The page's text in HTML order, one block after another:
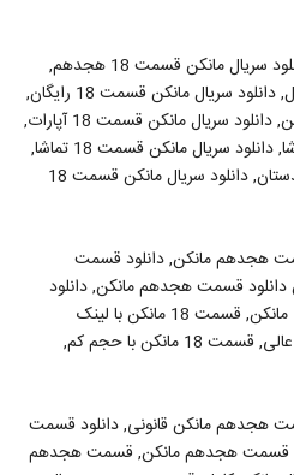
دانلود سریال مانکن قسمت 18, دانلود سریال مانکن قسمت 18 هجدهم,
دانلود سریال مانکن قسمت 18 کامل, دانلود سریال مانکن قسمت 18 رایگان,
دانلود سریال مانکن قسمت 18آنلاین, دانلود سریال مانکن قسمت 18 آپارات,
دانلود سریال مانکن قسمت 18 نماشا, دانلود سریال مانکن قسمت 18 تماشا,
دانلود سریال مانکن قسمت 18 دیدستان, دانلود سریال مانکن قسمت 18
هجدهم مانکن, دانلود قسمت
دانلود قسمت هجدهم مانکن, دانلود
قسمت هجدهم مانکن, قسمت 18 مانکن, قسمت 18 مانکن با لینک
مستقیم, قسمت 18 مانکن کیفیت عالی, قسمت 18 مانکن با حجم کم,
هجدهم مانکن قانونی, دانلود قسمت
قسمت هجدهم مانکن, قسمت هجدهم